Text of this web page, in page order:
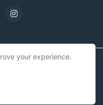
your experience.